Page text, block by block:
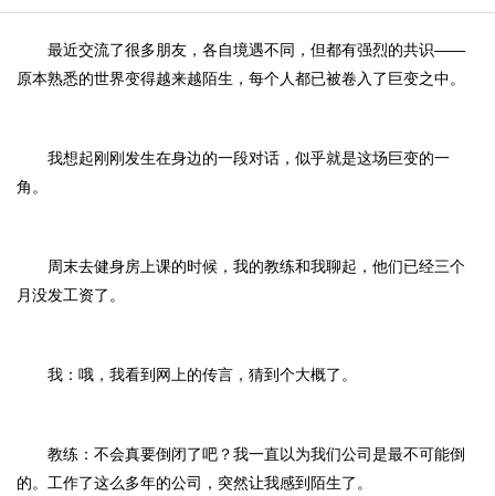
最近交流了很多朋友，各自境遇不同，但都有强烈的共识——
原本熟悉的世界变得越来越陌生，每个人都已被卷入了巨变之中。
我想起刚刚发生在身边的一段对话，似乎就是这场巨变的一
角。
周末去健身房上课的时候，我的教练和我聊起，他们已经三个
月没发工资了。
我：哦，我看到网上的传言，猜到个大概了。
教练：不会真要倒闭了吧？我一直以为我们公司是最不可能倒
的。工作了这么多年的公司，突然让我感到陌生了。